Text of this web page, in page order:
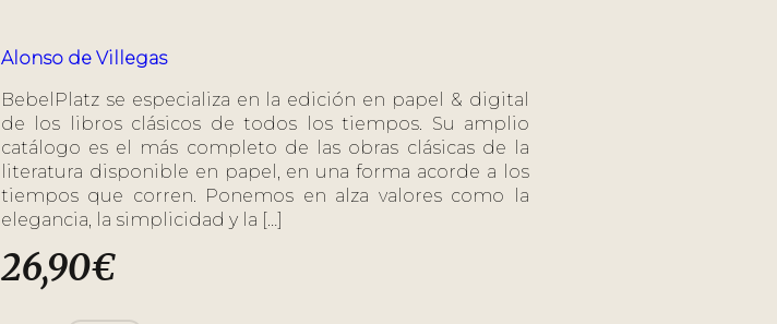
Alonso de Villegas
BebelPlatz se especializa en la edición en papel & digital
de los libros clásicos de todos los tiempos. Su amplio
catálogo es el más completo de las obras clásicas de la
literatura disponible en papel, en una forma acorde a los
tiempos que corren. Ponemos en alza valores como la
elegancia, la simplicidad y la […]
26,90€